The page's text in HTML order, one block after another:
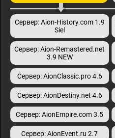
Сервер: Aion-History.com 1.9
Siel
Сервер: Aion-Remastered.net
3.9 NEW
Сервер: AionClassic.pro 4.6
Сервер: AionDestiny.net 4.6
Сервер: AionEmpire.com 3.5
Сервер: AionEvent.ru 2.7